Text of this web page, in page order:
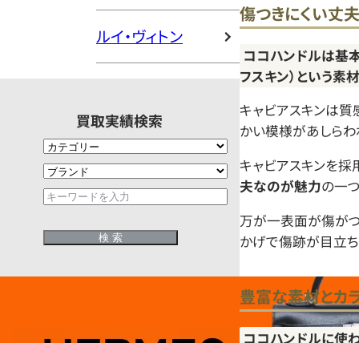
ルイ・ヴィトン
買取実績検索
傷つきにくい丈
ココハンドルは基
フスキン）という素材
キャビアスキンは質
かい模様があしら
キャビアスキンを採
夫なのが魅力の一
万が一表面が傷が
かげで傷跡が目立ち
豊富な素材とカ
ココハンドルに使